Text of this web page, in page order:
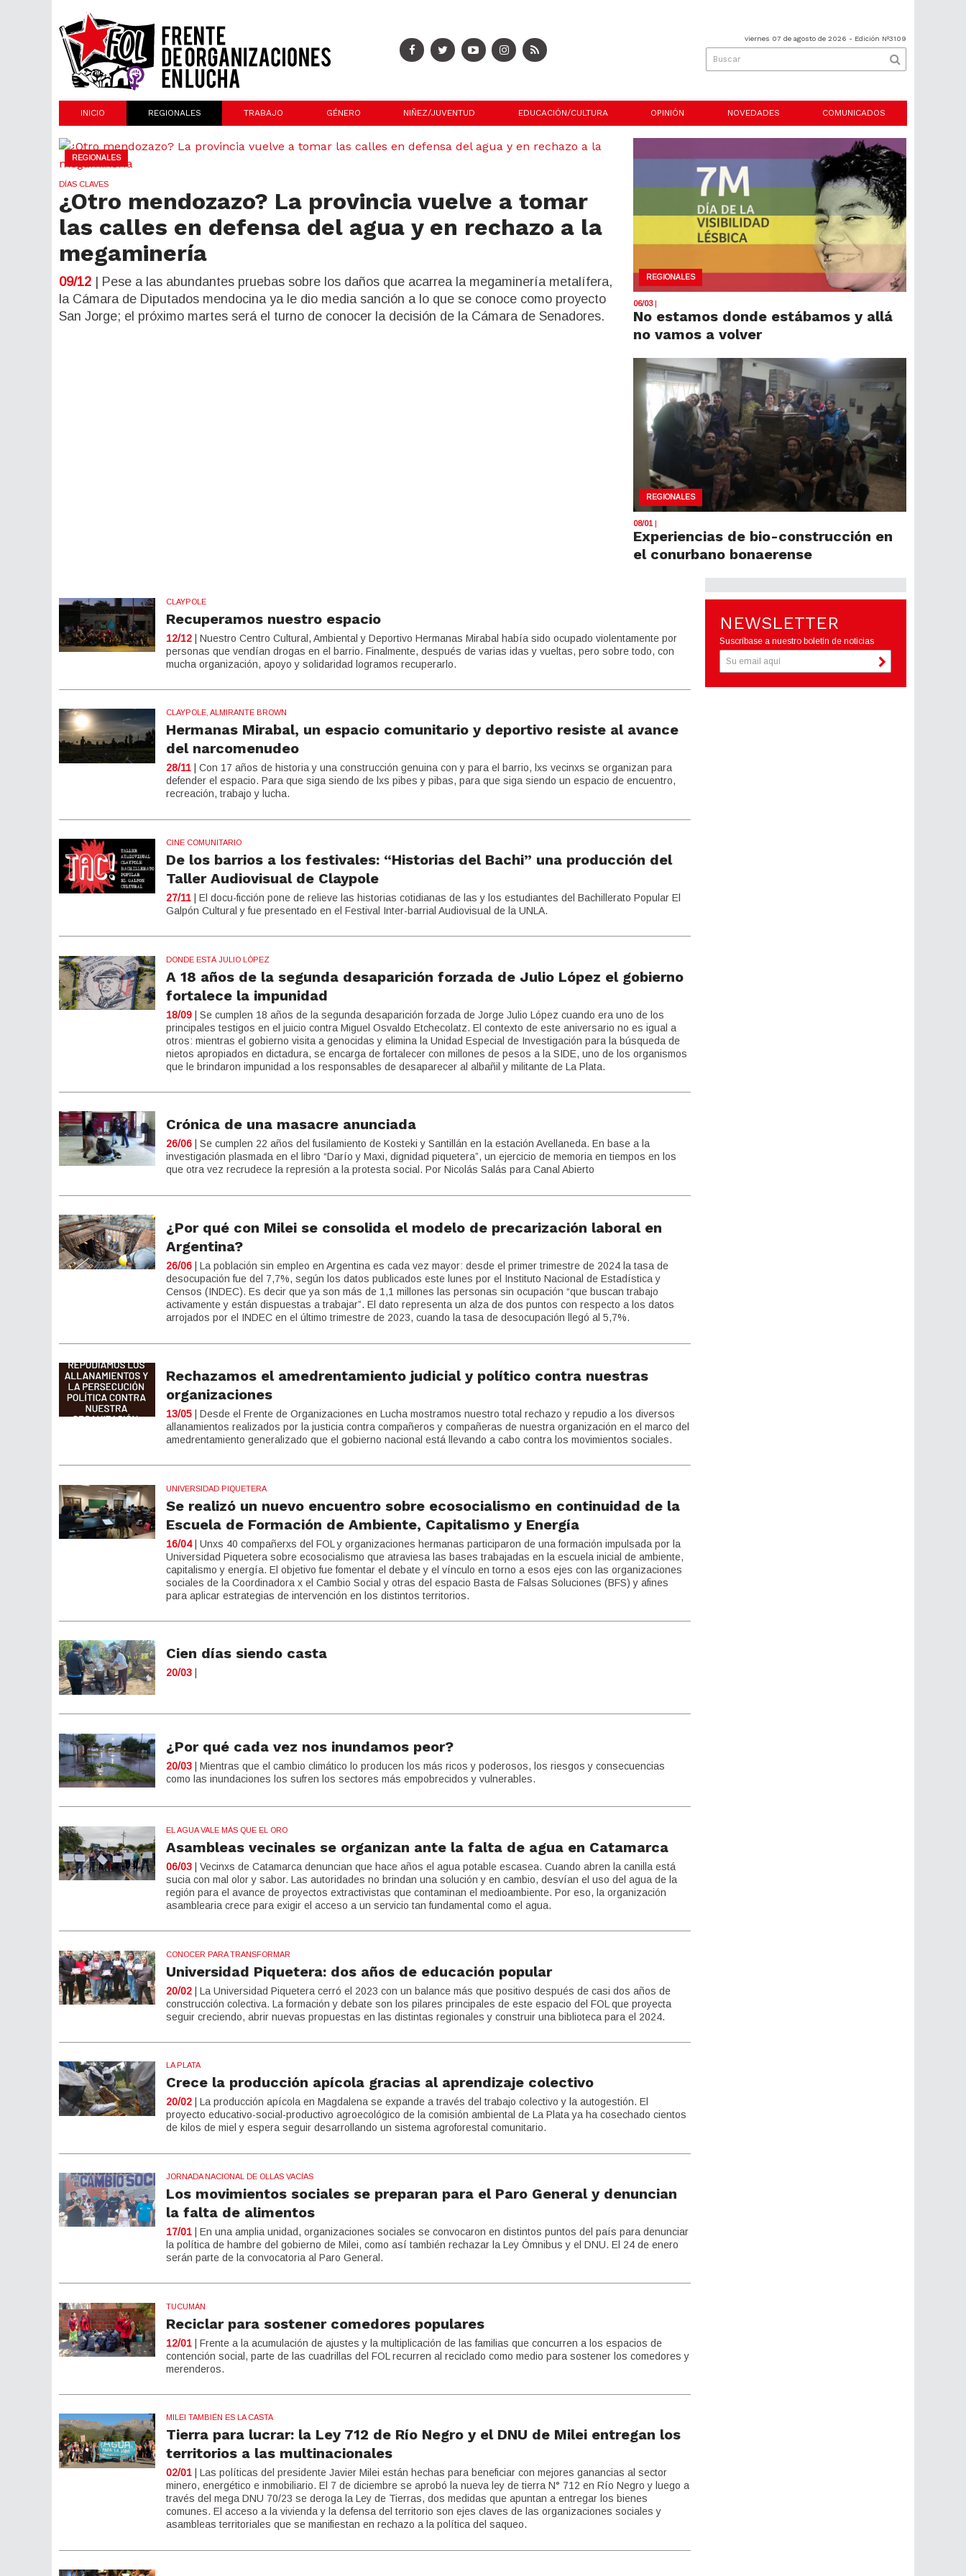
viernes 07 de agosto de 2026 - Edición Nº3109
INICIO REGIONALES TRABAJO GÉNERO NIÑEZ/JUVENTUD EDUCACIÓN/CULTURA OPINIÓN NOVEDADES COMUNICADOS
REGIONALES
DÍAS CLAVES
¿Otro mendozazo? La provincia vuelve a tomar
las calles en defensa del agua y en rechazo a la
megaminería
09/12 | Pese a las abundantes pruebas sobre los daños que acarrea la megaminería metalífera,
la Cámara de Diputados mendocina ya le dio media sanción a lo que se conoce como proyecto
San Jorge; el próximo martes será el turno de conocer la decisión de la Cámara de Senadores.
REGIONALES
06/03|
No estamos donde estábamos y allá
no vamos a volver
REGIONALES
08/01 |
Experiencias de bio-construcción en
el conurbano bonaerense
CLAYPOLE
Recuperamos nuestro espacio
12/12| Nuestro Centro Cultural, Ambiental y Deportivo Hermanas Mirabal había sido ocupado violentamente por
personas que vendían drogas en el barrio. Finalmente, después de varias idas y vueltas, pero sobre todo, con
mucha organización, apoyo y solidaridad logramos recuperarlo.
CLAYPOLE, ALMIRANTE BROWN
Hermanas Mirabal, un espacio comunitario y deportivo resiste al avance
del narcomenudeo
28/11| Con 17 años de historia y una construcción genuina con y para el barrio, lxs vecinxs se organizan para
defender el espacio. Para que siga siendo de lxs pibes y pibas, para que siga siendo un espacio de encuentro,
recreación, trabajo y lucha.
CINE COMUNITARIO
De los barrios a los festivales: “Historias del Bachi” una producción del
Taller Audiovisual de Claypole
27/11| El docu-ficción pone de relieve las historias cotidianas de las y los estudiantes del Bachillerato Popular El
Galpón Cultural y fue presentado en el Festival Inter-barrial Audiovisual de la UNLA.
DONDE ESTÁ JULIO LÓPEZ
A 18 años de la segunda desaparición forzada de Julio López el gobierno
fortalece la impunidad
18/09| Se cumplen 18 años de la segunda desaparición forzada de Jorge Julio López cuando era uno de los
principales testigos en el juicio contra Miguel Osvaldo Etchecolatz. El contexto de este aniversario no es igual a
otros: mientras el gobierno visita a genocidas y elimina la Unidad Especial de Investigación para la búsqueda de
nietos apropiados en dictadura, se encarga de fortalecer con millones de pesos a la SIDE, uno de los organismos
que le brindaron impunidad a los responsables de desaparecer al albañil y militante de La Plata.
Crónica de una masacre anunciada
26/06| Se cumplen 22 años del fusilamiento de Kosteki y Santillán en la estación Avellaneda. En base a la
investigación plasmada en el libro “Darío y Maxi, dignidad piquetera”, un ejercicio de memoria en tiempos en los
que otra vez recrudece la represión a la protesta social. Por Nicolás Salás para Canal Abierto
¿Por qué con Milei se consolida el modelo de precarización laboral en
Argentina?
26/06| La población sin empleo en Argentina es cada vez mayor: desde el primer trimestre de 2024 la tasa de
desocupación fue del 7,7%, según los datos publicados este lunes por el Instituto Nacional de Estadística y
Censos (INDEC). Es decir que ya son más de 1,1 millones las personas sin ocupación “que buscan trabajo
activamente y están dispuestas a trabajar”. El dato representa un alza de dos puntos con respecto a los datos
arrojados por el INDEC en el último trimestre de 2023, cuando la tasa de desocupación llegó al 5,7%.
Rechazamos el amedrentamiento judicial y político contra nuestras
organizaciones
13/05| Desde el Frente de Organizaciones en Lucha mostramos nuestro total rechazo y repudio a los diversos
allanamientos realizados por la justicia contra compañeros y compañeras de nuestra organización en el marco del
amedrentamiento generalizado que el gobierno nacional está llevando a cabo contra los movimientos sociales.
UNIVERSIDAD PIQUETERA
Se realizó un nuevo encuentro sobre ecosocialismo en continuidad de la
Escuela de Formación de Ambiente, Capitalismo y Energía
16/04| Unxs 40 compañerxs del FOL y organizaciones hermanas participaron de una formación impulsada por la
Universidad Piquetera sobre ecosocialismo que atraviesa las bases trabajadas en la escuela inicial de ambiente,
capitalismo y energía. El objetivo fue fomentar el debate y el vínculo en torno a esos ejes con las organizaciones
sociales de la Coordinadora x el Cambio Social y otras del espacio Basta de Falsas Soluciones (BFS) y afines
para aplicar estrategias de intervención en los distintos territorios.
Cien días siendo casta
20/03|
¿Por qué cada vez nos inundamos peor?
20/03| Mientras que el cambio climático lo producen los más ricos y poderosos, los riesgos y consecuencias
como las inundaciones los sufren los sectores más empobrecidos y vulnerables.
EL AGUA VALE MÁS QUE EL ORO
Asambleas vecinales se organizan ante la falta de agua en Catamarca
06/03| Vecinxs de Catamarca denuncian que hace años el agua potable escasea. Cuando abren la canilla está
sucia con mal olor y sabor. Las autoridades no brindan una solución y en cambio, desvían el uso del agua de la
región para el avance de proyectos extractivistas que contaminan el medioambiente. Por eso, la organización
asamblearia crece para exigir el acceso a un servicio tan fundamental como el agua.
CONOCER PARA TRANSFORMAR
Universidad Piquetera: dos años de educación popular
20/02| La Universidad Piquetera cerró el 2023 con un balance más que positivo después de casi dos años de
construcción colectiva. La formación y debate son los pilares principales de este espacio del FOL que proyecta
seguir creciendo, abrir nuevas propuestas en las distintas regionales y construir una biblioteca para el 2024.
LA PLATA
Crece la producción apícola gracias al aprendizaje colectivo
20/02| La producción apícola en Magdalena se expande a través del trabajo colectivo y la autogestión. El
proyecto educativo-social-productivo agroecológico de la comisión ambiental de La Plata ya ha cosechado cientos
de kilos de miel y espera seguir desarrollando un sistema agroforestal comunitario.
JORNADA NACIONAL DE OLLAS VACÍAS
Los movimientos sociales se preparan para el Paro General y denuncian
la falta de alimentos
17/01| En una amplia unidad, organizaciones sociales se convocaron en distintos puntos del país para denunciar
la política de hambre del gobierno de Milei, como así también rechazar la Ley Ómnibus y el DNU. El 24 de enero
serán parte de la convocatoria al Paro General.
TUCUMÁN
Reciclar para sostener comedores populares
12/01| Frente a la acumulación de ajustes y la multiplicación de las familias que concurren a los espacios de
contención social, parte de las cuadrillas del FOL recurren al reciclado como medio para sostener los comedores y
merenderos.
MILEI TAMBIÉN ES LA CASTA
Tierra para lucrar: la Ley 712 de Río Negro y el DNU de Milei entregan los
territorios a las multinacionales
02/01| Las políticas del presidente Javier Milei están hechas para beneficiar con mejores ganancias al sector
minero, energético e inmobiliario. El 7 de diciembre se aprobó la nueva ley de tierra N° 712 en Río Negro y luego a
través del mega DNU 70/23 se deroga la Ley de Tierras, dos medidas que apuntan a entregar los bienes
comunes. El acceso a la vivienda y la defensa del territorio son ejes claves de las organizaciones sociales y
asambleas territoriales que se manifiestan en rechazo a la política del saqueo.
NEWSLETTER
Suscríbase a nuestro boletín de noticias